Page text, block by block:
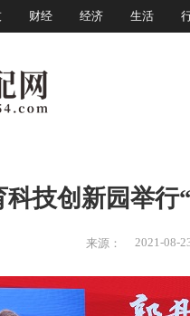
财经 经济 生活
技创新园举行
来源： 2021-08-